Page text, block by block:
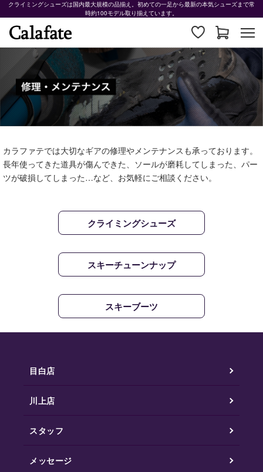
クライミングシューズは国内最大規模の品揃え。初めての一足から最新の本気シューズまで常
時約100モデル取り揃えています。
カラファテでは大切なギアの修理やメンテナンスも承っております。
長年使ってきた道具が傷んできた、ソールが磨耗してしまった、パー
ツが破損してしまった…など、お気軽にご相談ください。
クライミングシューズ
スキーチューンナップ
スキーブーツ
目白店
川上店
スタッフ
メッセージ